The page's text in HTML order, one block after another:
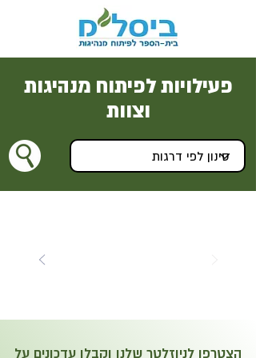
פעילויות לפיתוח מנהיגות
וצוות
הצטרפו לניוזלטר שלנו וקבלו עדכונים על